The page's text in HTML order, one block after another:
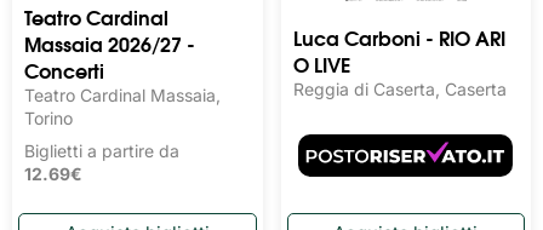
Teatro Cardinal
Massaia 2026/27 -
Concerti
Teatro Cardinal Massaia,
Torino
Biglietti a partire da
12.69€
Luca Carboni - RIO ARI
O LIVE
Reggia di Caserta, Caserta